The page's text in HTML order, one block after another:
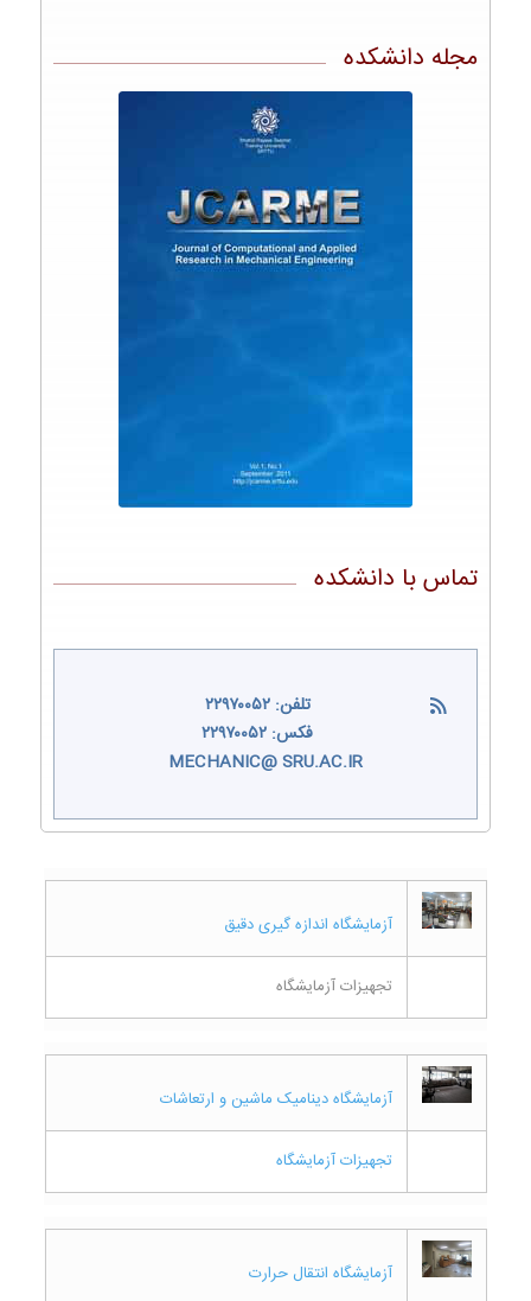
مجله دانشکده
تماس با دانشکده
تلفن: ۲۲۹۷۰۰۵۲
فکس: ۲۲۹۷۰۰۵۲
MECHANIC@ SRU.AC.IR
آزمايشگاه اندازه گیری دقیق
تجهیزات آزمایشگاه
آزمایشگاه دینامیک ماشین و ارتعاشات
تجهیزات آزمایشگاه
آزمایشگاه انتقال حرارت